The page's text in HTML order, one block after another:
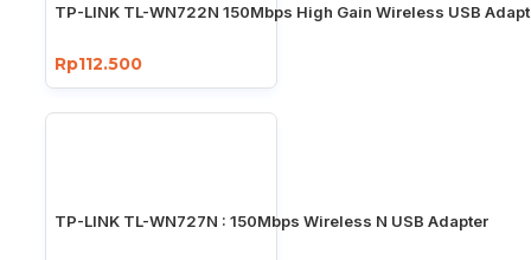
TP-LINK TL-WN722N 150Mbps High Gain Wireless USB
Rp112.500
TP-LINK TL-WN727N : 150Mbps Wireless N USB Adapter